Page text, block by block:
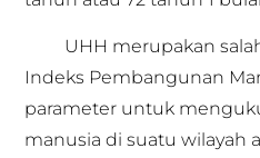
UHH merupakan salah
Indeks Pembangunan
parameter untuk
manusia di suatu wilayah